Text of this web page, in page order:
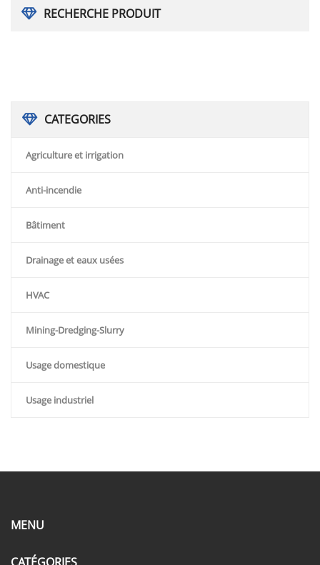
RECHERCHE PRODUIT
CATEGORIES
Agriculture et irrigation
Anti-incendie
Bâtiment
Drainage et eaux usées
HVAC
Mining-Dredging-Slurry
Usage domestique
Usage industriel
MENU